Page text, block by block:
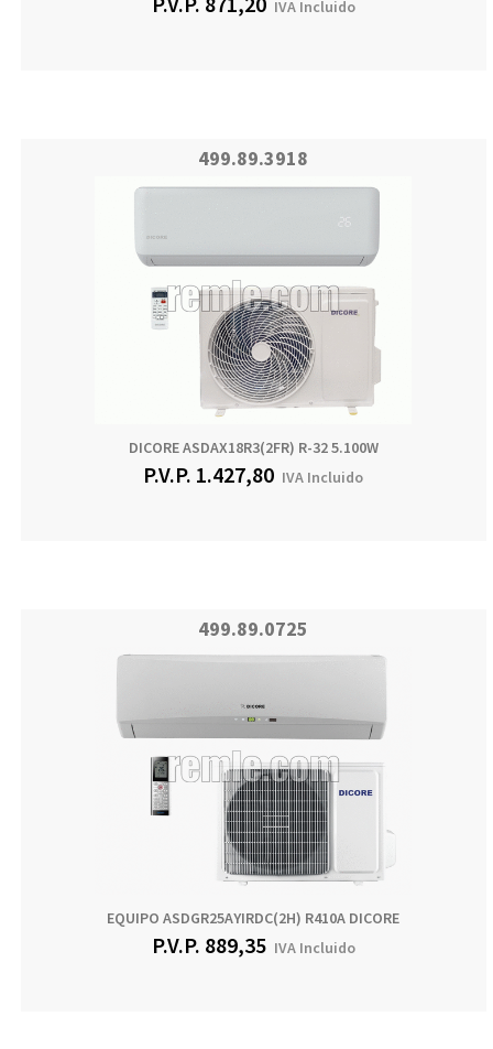
IVA Incluido
499.89.3918
DICORE ASDAX18R3(2FR) R-32 5.100W
P.V.P. 1.427,80 IVA Incluido
499.89.0725
EQUIPO ASDGR25AYIRDC(2H) R410A DICORE
P.V.P. 889,35 IVA Incluido